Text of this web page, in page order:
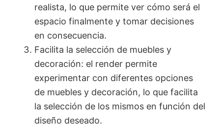
realista, lo que permite ver cómo será el
espacio finalmente y tomar decisiones
en consecuencia.
Facilita la selección de muebles y
decoración: el render permite
experimentar con diferentes opciones
de muebles y decoración, lo que facilita
la selección de los mismos en función del
diseño deseado.